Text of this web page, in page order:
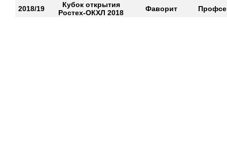
2018/19
Кубок открытия
Ростех-ОКХЛ 2018
Фаворит